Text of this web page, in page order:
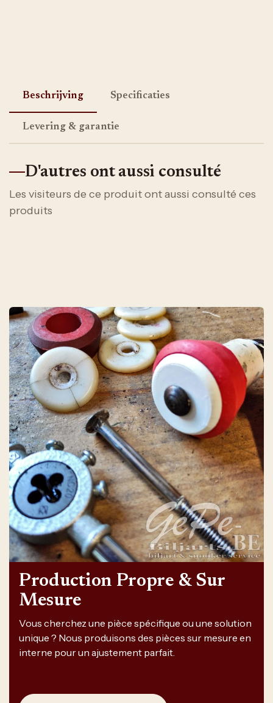
Beschrijving Specificaties
Levering & garantie
D'autres ont aussi consulté
Les visiteurs de ce produit ont aussi consulté ces
produits
Production Propre & Sur
Mesure
Vous cherchez une pièce spécifique ou une solution
unique ? Nous produisons des pièces sur mesure en
interne pour un ajustement parfait.